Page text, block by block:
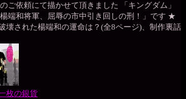
ご依頼にて描かせて頂きました 「キングダム」
端和将軍、屈辱の市中引き回しの刑！」です ★
壊された楊端和の運命は？(全8ページ)、制作裏話
枚の銀貨